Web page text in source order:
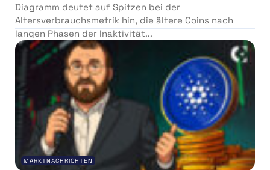
Diagramm deutet auf Spitzen bei der
Altersverbrauchsmetrik hin, die ältere Coins nach
langen Phasen der Inaktivität...
MARKTNACHRICHTEN